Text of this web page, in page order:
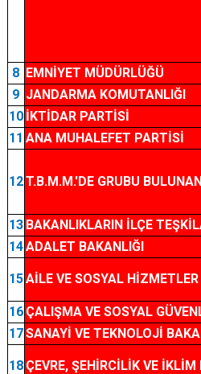
8 EMNİYET MÜDÜRLÜĞÜ
9 JANDARMA KOMUTANLIĞI
10 İKTİDAR PARTİSİ
11 ANA MUHALEFET PARTİSİ
12T.B.M.M.'DE GRUBU
13 BAKANLIKLARIN İLÇE
14ADALET BAKANLIĞI
15AİLE VE SOSYAL
16 ÇALIŞMA VE SOSYAL
17SANAYİ VE TEKNOLOJİ
18 ÇEVRE, ŞEHİRCİLİK VE